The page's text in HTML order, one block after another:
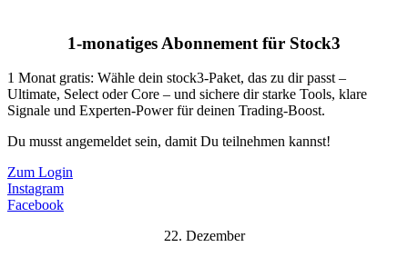
1-monatiges Abonnement für Stock3
1 Monat gratis: Wähle dein stock3-Paket, das zu dir passt –
Ultimate, Select oder Core – und sichere dir starke Tools, klare
Signale und Experten-Power für deinen Trading-Boost.
Du musst angemeldet sein, damit Du teilnehmen kannst!
Zum Login
Instagram
Facebook
22. Dezember